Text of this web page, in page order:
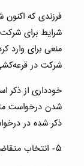
فرزندی که اکنون
شرایط برای
منعی برای وارد
شرکت در
خودداری از ذکر
شدن درخواست
ذکر شده در
۵- انتخاب متقاضیان